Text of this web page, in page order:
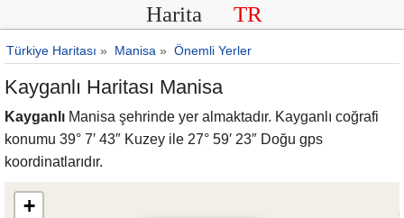
Harita TR
Türkiye Haritası » Manisa » Önemli Yerler
Kayganlı Haritası Manisa
Kayganlı Manisa şehrinde yer almaktadır. Kayganlı coğrafi
konumu 39° 7′ 43″ Kuzey ile 27° 59′ 23″ Doğu gps
koordinatlarıdır.
+